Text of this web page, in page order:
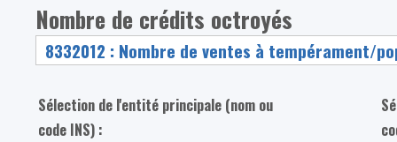
Nombre de crédits octroyés
Sélection de l'entité principale (nom ou
code INS) :